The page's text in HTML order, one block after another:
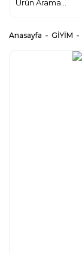
Anasayfa GİYİM